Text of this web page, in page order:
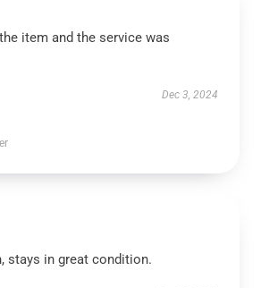
item and the service was
Dec 3, 2024
stays in great condition.